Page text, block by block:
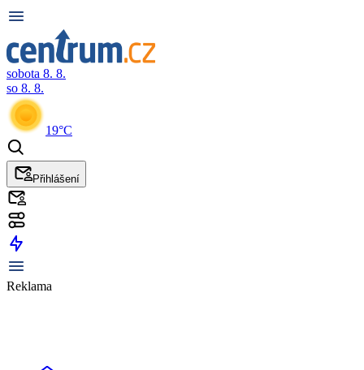
sobota 8. 8.
so 8. 8.
19°C
Přihlášení
Reklama